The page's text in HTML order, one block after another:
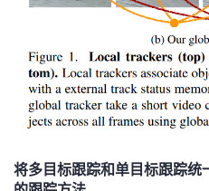
将多目标跟踪和单目标跟踪